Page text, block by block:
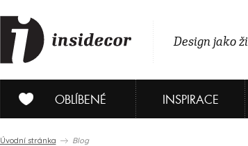
Design jako
OBLÍBENÉ INSPIRACE
Úvodní stránka Blog